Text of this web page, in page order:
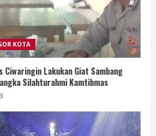
KOTA
Ciwaringin Lakukan Giat Sambang
Silahturahmi Kamtibmas
3